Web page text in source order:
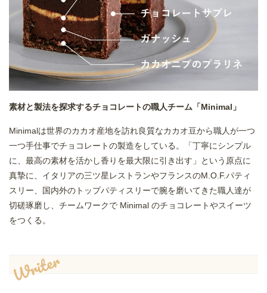
素材と製法を探求するチョコレートの職人チーム「Minimal」
Minimalは世界のカカオ産地を訪れ良質なカカオ豆から職人が一つ
一つ手仕事でチョコレートの製造をしている。「丁寧にシンプル
に、最高の素材を活かし香りを最大限に引き出す」という原点に
真摯に、イタリアの三ツ星レストランやフランスのM.O.F.パティ
スリー、国内外のトップパティスリーで腕を磨いてきた職人達が
切磋琢磨し、チームワークで Minimal のチョコレートやスイーツ
をつくる。
Writer